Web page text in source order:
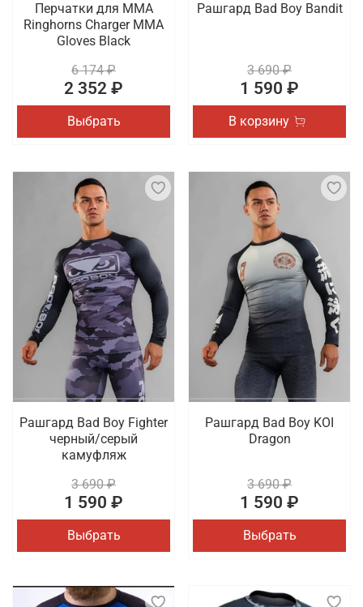
Перчатки для ММА
Ringhorns Charger MMA
Gloves Black
6 174 ₽
2 352 ₽
Выбрать
Рашгард Bad Boy Bandit
3 690 ₽
1 590 ₽
В корзину
Рашгард Bad Boy Fighter
черный/серый
камуфляж
3 690 ₽
1 590 ₽
Выбрать
Рашгард Bad Boy KOI
Dragon
3 690 ₽
1 590 ₽
Выбрать